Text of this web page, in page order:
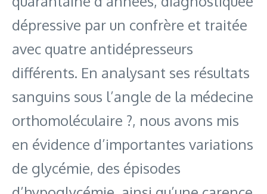
dépressive par un confrère et traitée
avec quatre antidépresseurs
différents. En analysant ses résultats
sanguins sous l’angle de la médecine
orthomoléculaire ?, nous avons mis
en évidence d’importantes variations
de glycémie, des épisodes